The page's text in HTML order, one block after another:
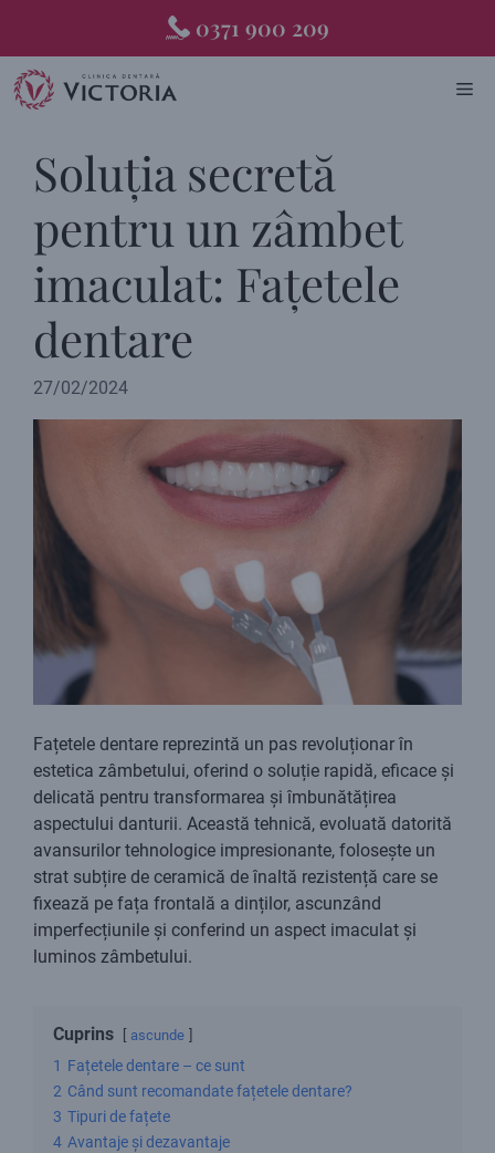
content
0371 900 209
Soluția secretă
pentru un zâmbet
imaculat: Fațetele
dentare
27/02/2024
Fațetele dentare reprezintă un pas revoluționar în
estetica zâmbetului, oferind o soluție rapidă, eficace și
delicată pentru transformarea și îmbunătățirea
aspectului danturii. Această tehnică, evoluată datorită
avansurilor tehnologice impresionante, folosește un
strat subțire de ceramică de înaltă rezistență care se
fixează pe fața frontală a dinților, ascunzând
imperfecțiunile și conferind un aspect imaculat și
luminos zâmbetului.
Cuprins ascunde
1 Fațetele dentare – ce sunt
2 Când sunt recomandate fațetele dentare?
3 Tipuri de fațete
4 Avantaje și dezavantaje